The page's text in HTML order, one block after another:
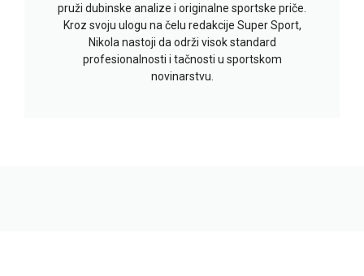
pruži dubinske analize i originalne sportske priče.
Kroz svoju ulogu na čelu redakcije Super Sport,
Nikola nastoji da održi visok standard
profesionalnosti i tačnosti u sportskom
novinarstvu.